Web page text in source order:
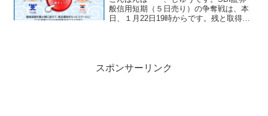
般信用短期（５日売り）の争奪戦は、本
日、１月22日19時からです。残と取得コ
スポンサーリンク